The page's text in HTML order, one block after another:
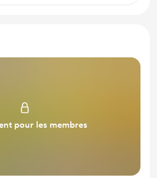
pour les membres